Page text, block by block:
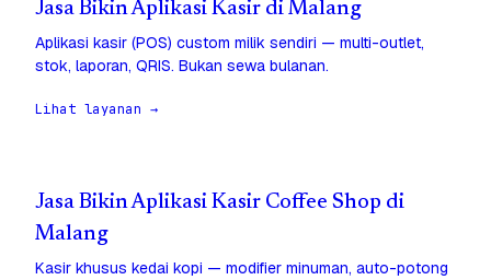
Jasa Bikin Aplikasi Kasir di Malang
Aplikasi kasir (POS) custom milik sendiri — multi-outlet,
stok, laporan, QRIS. Bukan sewa bulanan.
Lihat layanan →
Jasa Bikin Aplikasi Kasir Coffee Shop di
Malang
Kasir khusus kedai kopi — modifier minuman, auto-potong